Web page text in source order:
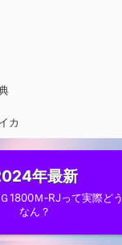
カ
年最新
1800Ｍ‐RJって実際どう
なん？